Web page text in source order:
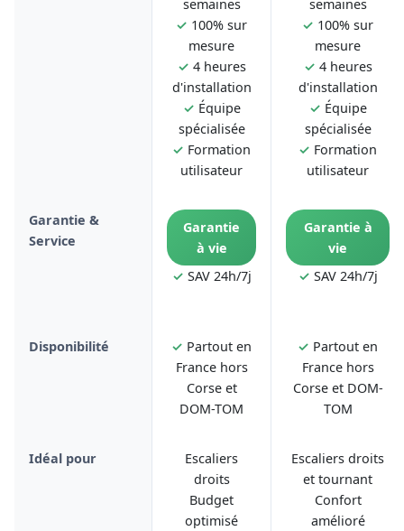
semaines
✓ 100% sur
mesure
✓ 4 heures
d'installation
✓ Équipe
spécialisée
✓ Formation
utilisateur
semaines
✓ 100% sur
mesure
✓ 4 heures
d'installation
✓ Équipe
spécialisée
✓ Formation
utilisateur
Garantie &
Service
Garantie
à vie
✓ SAV 24h/7j
Garantie à
vie
✓ SAV 24h/7j
Disponibilité ✓ Partout en
France hors
Corse et
DOM-TOM
✓ Partout en
France hors
Corse et DOM-
TOM
Idéal pour
Escaliers
droits
Budget
optimisé
Escaliers droits
et tournant
Confort
amélioré